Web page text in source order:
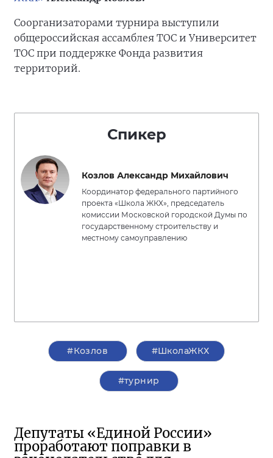
Соорганизаторами турнира выступили
общероссийская ассамблея ТОС и Университет
ТОС при поддержке Фонда развития
территорий.
Спикер
Козлов Александр Михайлович
Координатор федерального партийного
проекта «Школа ЖКХ», председатель
комиссии Московской городской Думы по
государственному строительству и
местному самоуправлению
#Козлов #ШколаЖКХ
#турнир
Депутаты «Единой России»
проработают поправки в